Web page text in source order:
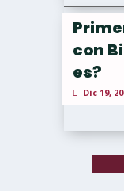
con
es?
Dic 19,